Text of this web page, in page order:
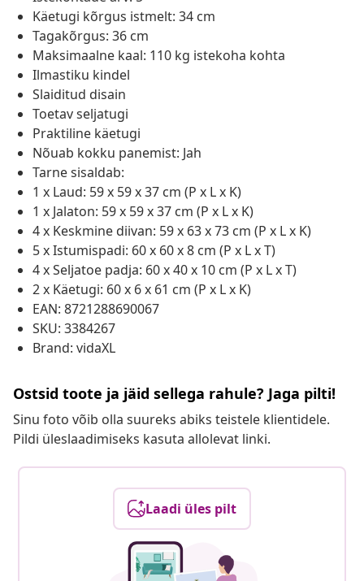
Käetugi kõrgus istmelt: 34 cm
Tagakõrgus: 36 cm
Maksimaalne kaal: 110 kg istekoha kohta
Ilmastiku kindel
Slaiditud disain
Toetav seljatugi
Praktiline käetugi
Nõuab kokku panemist: Jah
Tarne sisaldab:
1 x Laud: 59 x 59 x 37 cm (P x L x K)
1 x Jalaton: 59 x 59 x 37 cm (P x L x K)
4 x Keskmine diivan: 59 x 63 x 73 cm (P x L x K)
5 x Istumispadi: 60 x 60 x 8 cm (P x L x T)
4 x Seljatoe padja: 60 x 40 x 10 cm (P x L x T)
2 x Käetugi: 60 x 6 x 61 cm (P x L x K)
EAN: 8721288690067
SKU: 3384267
Brand: vidaXL
Ostsid toote ja jäid sellega rahule? Jaga pilti!
Sinu foto võib olla suureks abiks teistele klientidele.
Pildi üleslaadimiseks kasuta allolevat linki.
Laadi üles pilt